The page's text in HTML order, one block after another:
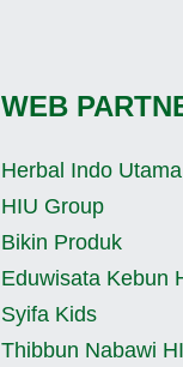
WEB
Herbal Indo Utama
HIU Group
Bikin Produk
Eduwisata Kebun
Syifa Kids
Thibbun Nabawi